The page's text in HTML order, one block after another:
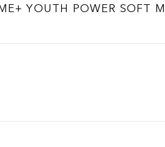
YOUTH POWER SOFT